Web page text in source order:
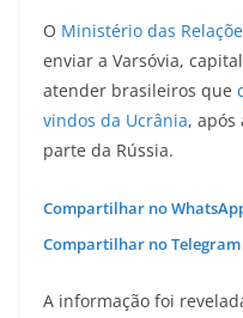
O Ministério das
enviar a Varsóvia,
atender brasileiros que
vindos da Ucrânia, após
parte da Rússia.
Compartilhar no
Compartilhar no Telegram
A informação foi